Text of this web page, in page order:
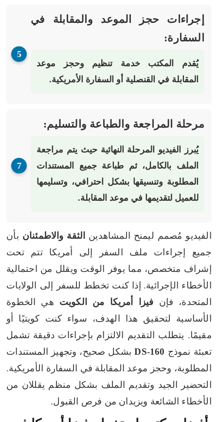
إجراءات حجز الموعد والمقابلة في
السفارة:
يُقدم المكتب خدمة تنظيم وحجز موعد
المقابلة في القنصلية أو السفارة الأمريكية.
مرحلة المراجعة والطباعة والتسليم:
يُبرز الفيديو المرحلة النهائية حيث يتم مراجعة
الملف بالكامل، ثم طباعة جميع المستندات
المطلوبة وتنسيقها بشكل احترافي، وتسليمها
للعميل لتقديمها في موعد المقابلة.
الفيديو مُصمم ليمنح المشاهدين الثقة والاطمئنان بأن
جميع إجراءات ملف السفر إلى أمريكا تتم تحت
إشراف متخصص، مما يوفر الوقت ويقلل من احتمالية
الأخطاء الإجرائية. إذا كنت تخطط للسفر إلى الولايات
المتحدة، فإن فيزا أمريكا من الكويت هي الخطوة
الأساسية لتحقيق هذا الهدف، سواء كنت كويتيًا أو
مقيمًا. يتطلب التقديم الالتزام بإجراءات دقيقة تشمل
تعبئة نموذج DS-160بشكل صحيح، وتجهيز المستندات
المطلوبة، وحجز موعد المقابلة في السفارة الأمريكية.
التحضير الجيد وتقديم الملف بشكل منظم يقللان من
الأخطاء الشائعة ويزيدان من فرص القبول.